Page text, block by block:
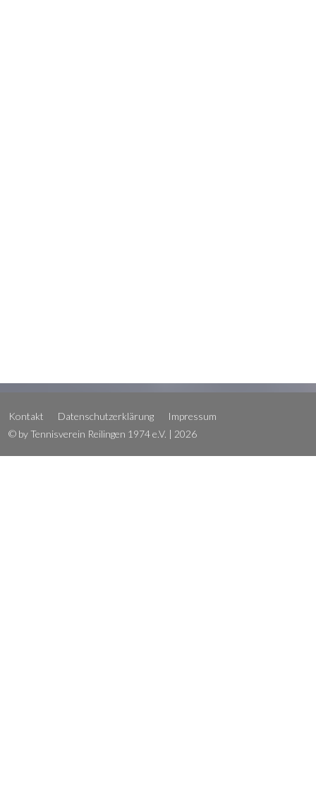
Kontakt Datenschutzerklärung
Impressum
© by Tennisverein Reilingen 1974 e.V. | 2026